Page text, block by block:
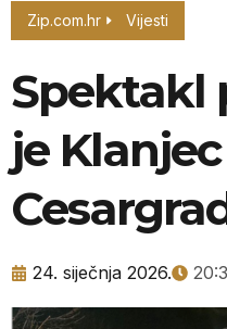
Zip.com.hr Vijesti
Spektakl
je
24. siječnja 2026.